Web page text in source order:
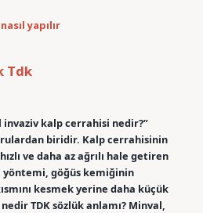
yapılır
Tdk
kalp cerrahisi nedir?”
biridir. Kalp cerrahisinin
ve daha az ağrılı hale getiren
göğüs kemiğinin
kesmek yerine daha küçük
TDK sözlük anlamı? Minval,